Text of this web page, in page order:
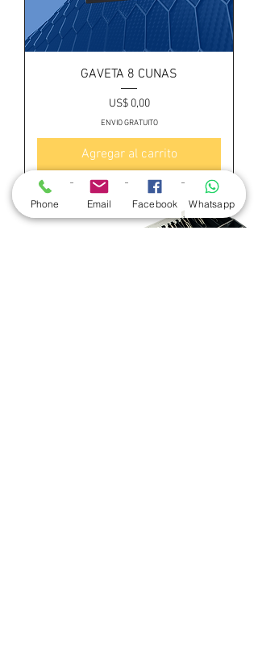
GAVETA 8 CUNAS
Precio
US$ 0,00
ENVIO GRATUITO
Agregar al carrito
Phone Email Facebook Whatsapp